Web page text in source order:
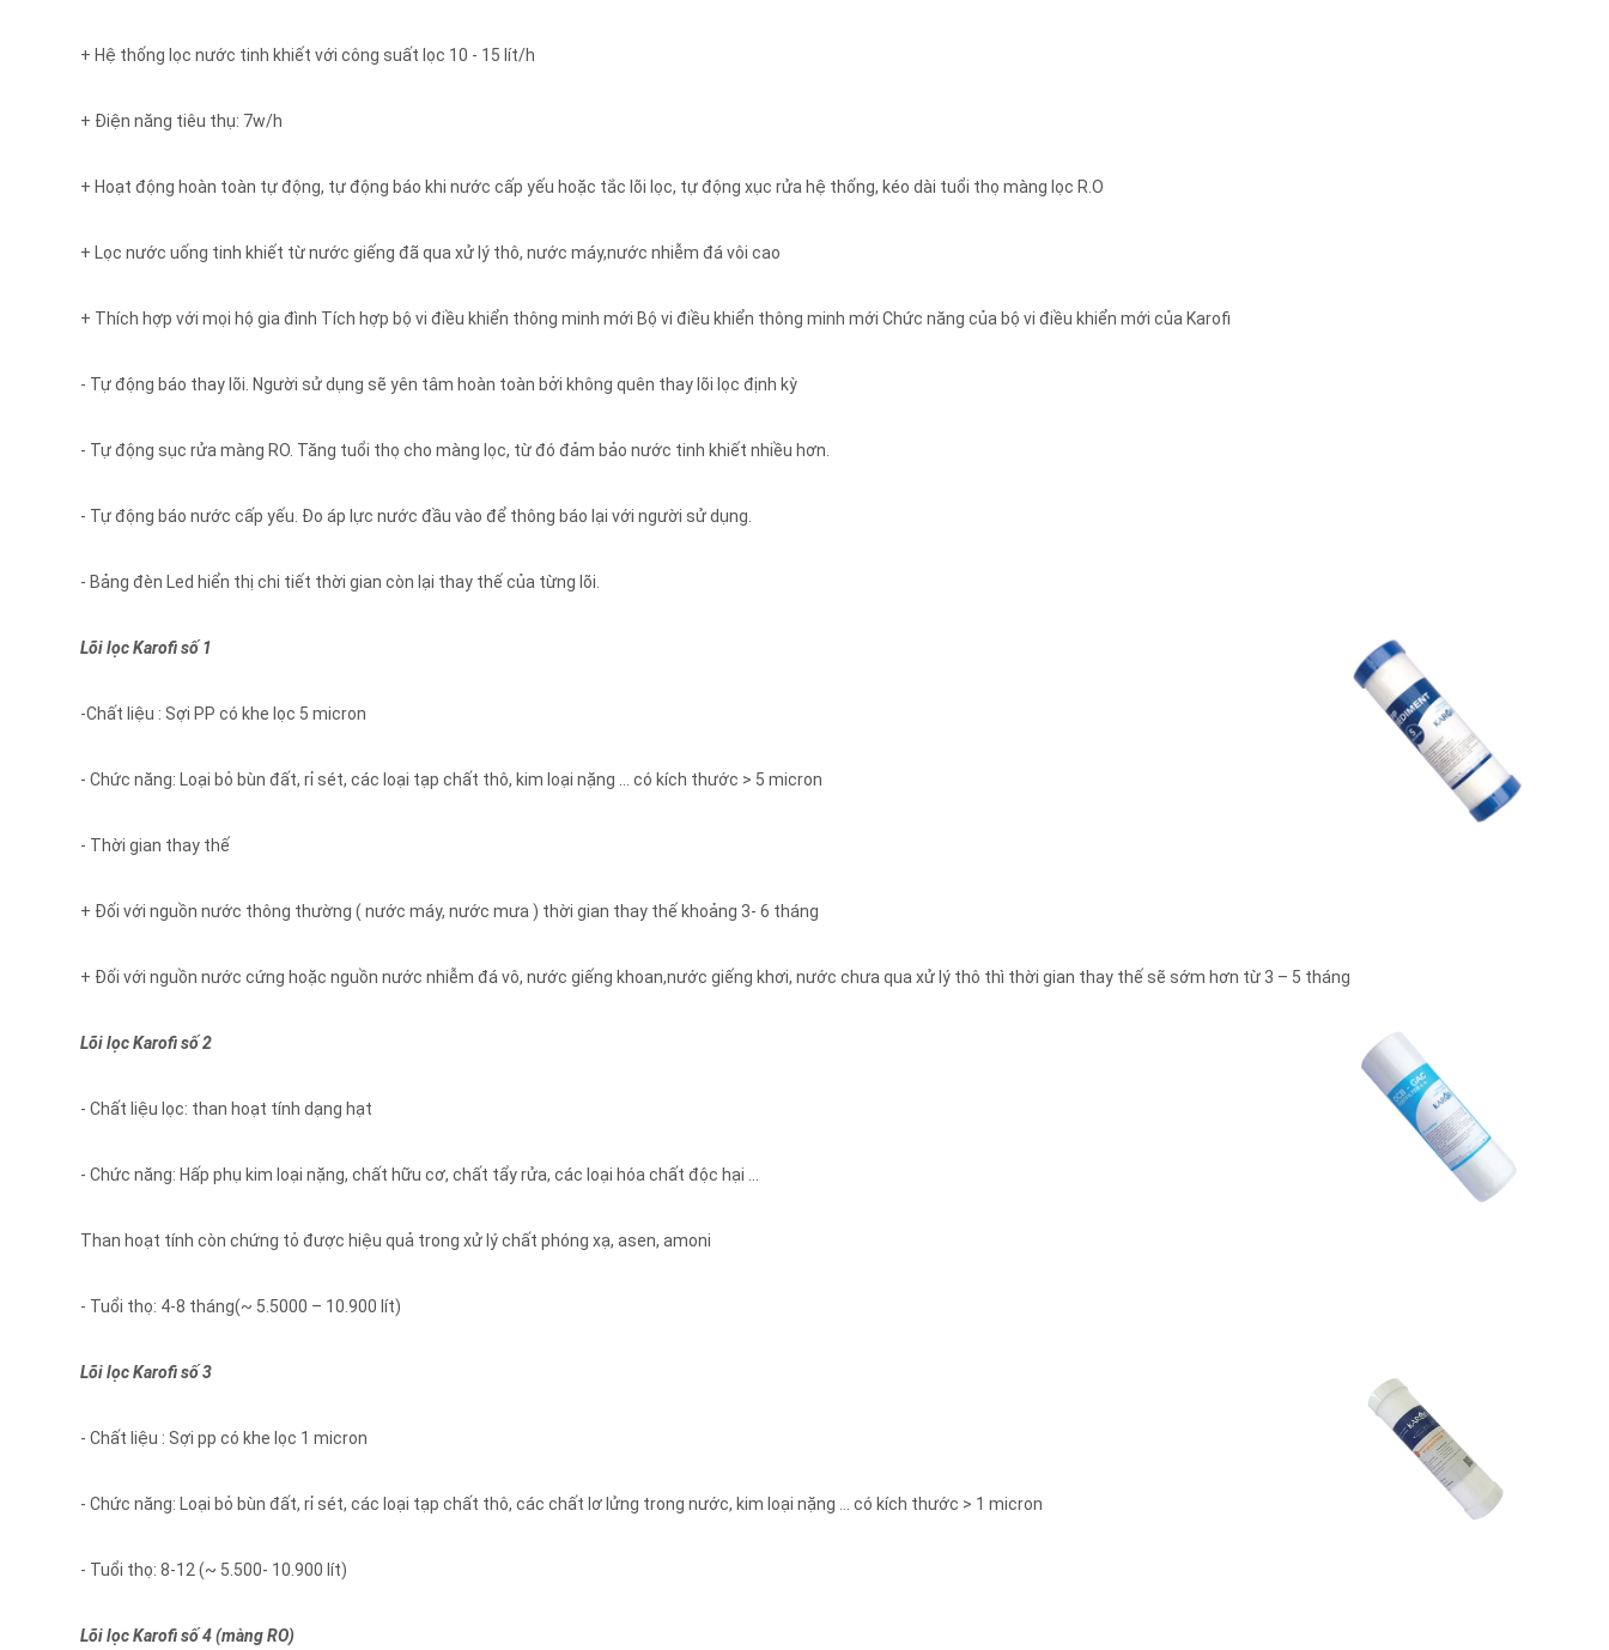
+ Hệ thống lọc nước tinh khiết với công suất lọc 10 - 15 lít/h
+ Điện năng tiêu thụ: 7w/h
+ Hoạt động hoàn toàn tự động, tự động báo khi nước cấp yếu hoặc tắc lõi lọc, tự động xục rửa hệ thống, kéo dài tuổi thọ màng lọc R.O
+ Lọc nước uống tinh khiết từ nước giếng đã qua xử lý thô, nước máy,nước nhiễm đá vôi cao
+ Thích hợp với mọi hộ gia đình Tích hợp bộ vi điều khiển thông minh mới Bộ vi điều khiển thông minh mới Chức năng của bộ vi điều khiển mới của Karofi
- Tự động báo thay lõi. Người sử dụng sẽ yên tâm hoàn toàn bởi không quên thay lõi lọc định kỳ
- Tự động sục rửa màng RO. Tăng tuổi thọ cho màng lọc, từ đó đảm bảo nước tinh khiết nhiều hơn.
- Tự động báo nước cấp yếu. Đo áp lực nước đầu vào để thông báo lại với người sử dụng.
- Bảng đèn Led hiển thị chi tiết thời gian còn lại thay thế của từng lõi.
Lõi lọc Karofi số 1
-Chất liệu : Sợi PP có khe lọc 5 micron
- Chức năng: Loại bỏ bùn đất, rỉ sét, các loại tạp chất thô, kim loại nặng ... có kích thước > 5 micron
- Thời gian thay thế
+ Đối với nguồn nước thông thường ( nước máy, nước mưa ) thời gian thay thế khoảng 3- 6 tháng
+ Đối với nguồn nước cứng hoặc nguồn nước nhiễm đá vô, nước giếng khoan,nước giếng khơi, nước chưa qua xử lý thô thì thời gian thay thế sẽ sớm hơn từ 3 – 5 tháng
Lõi lọc Karofi số 2
- Chất liệu lọc: than hoạt tính dạng hạt
- Chức năng: Hấp phụ kim loại nặng, chất hữu cơ, chất tẩy rửa, các loại hóa chất độc hại ...
Than hoạt tính còn chứng tỏ được hiệu quả trong xử lý chất phóng xạ, asen, amoni
- Tuổi thọ: 4-8 tháng(~ 5.5000 – 10.900 lít)
Lõi lọc Karofi số 3
- Chất liệu : Sợi pp có khe lọc 1 micron
- Chức năng: Loại bỏ bùn đất, rỉ sét, các loại tạp chất thô, các chất lơ lửng trong nước, kim loại nặng ... có kích thước > 1 micron
- Tuổi thọ: 8-12 (~ 5.500- 10.900 lít)
Lõi lọc Karofi số 4 (màng RO)